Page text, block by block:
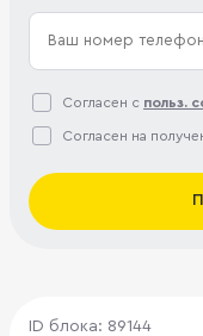
Согласен с польз.
Согласен на
ID блока: 89144